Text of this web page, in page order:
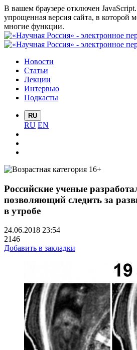
В вашем браузере отключен JavaScript.
упрощенная версия сайта, в которой
многие функции.
Новости
Статьи
Лекции
Интервью
Подкасты
RU
RU EN
Российские ученые
позволяющий следить за
в утробе
24.06.2018 23:54
2146
Добавить в закладки